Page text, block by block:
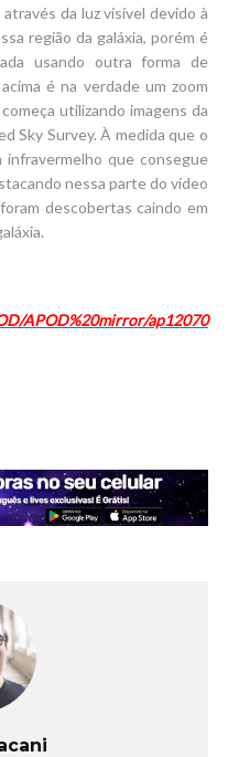
da luz visível devido à
região da galáxia, porém é
usando outra forma de
é na verdade um zoom
utilizando imagens da
Sky Survey. À medida que o
que consegue
nessa parte do vídeo
descobertas caindo em
APOD%20mirror/ap12070